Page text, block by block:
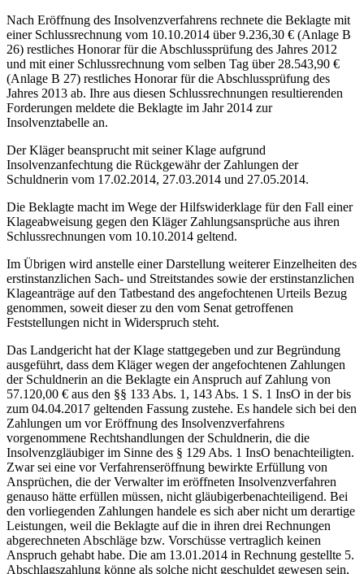
Nach Eröffnung des Insolvenzverfahrens rechnete die Beklagte mit
einer Schlussrechnung vom 10.10.2014 über 9.236,30 € (Anlage B
26) restliches Honorar für die Abschlussprüfung des Jahres 2012
und mit einer Schlussrechnung vom selben Tag über 28.543,90 €
(Anlage B 27) restliches Honorar für die Abschlussprüfung des
Jahres 2013 ab. Ihre aus diesen Schlussrechnungen resultierenden
Forderungen meldete die Beklagte im Jahr 2014 zur
Insolvenztabelle an.
Der Kläger beansprucht mit seiner Klage aufgrund
Insolvenzanfechtung die Rückgewähr der Zahlungen der
Schuldnerin vom 17.02.2014, 27.03.2014 und 27.05.2014.
Die Beklagte macht im Wege der Hilfswiderklage für den Fall einer
Klageabweisung gegen den Kläger Zahlungsansprüche aus ihren
Schlussrechnungen vom 10.10.2014 geltend.
Im Übrigen wird anstelle einer Darstellung weiterer Einzelheiten des
erstinstanzlichen Sach- und Streitstandes sowie der erstinstanzlichen
Klageanträge auf den Tatbestand des angefochtenen Urteils Bezug
genommen, soweit dieser zu den vom Senat getroffenen
Feststellungen nicht in Widerspruch steht.
Das Landgericht hat der Klage stattgegeben und zur Begründung
ausgeführt, dass dem Kläger wegen der angefochtenen Zahlungen
der Schuldnerin an die Beklagte ein Anspruch auf Zahlung von
57.120,00 € aus den §§ 133 Abs. 1, 143 Abs. 1 S. 1 InsO in der bis
zum 04.04.2017 geltenden Fassung zustehe. Es handele sich bei den
Zahlungen um vor Eröffnung des Insolvenzverfahrens
vorgenommene Rechtshandlungen der Schuldnerin, die die
Insolvenzgläubiger im Sinne des § 129 Abs. 1 InsO benachteiligten.
Zwar sei eine vor Verfahrenseröffnung bewirkte Erfüllung von
Ansprüchen, die der Verwalter im eröffneten Insolvenzverfahren
genauso hätte erfüllen müssen, nicht gläubigerbenachteiligend. Bei
den vorliegenden Zahlungen handele es sich aber nicht um derartige
Leistungen, weil die Beklagte auf die in ihren drei Rechnungen
abgerechneten Abschläge bzw. Vorschüsse vertraglich keinen
Anspruch gehabt habe. Die am 13.01.2014 in Rechnung gestellte 5.
Abschlagszahlung könne als solche nicht geschuldet gewesen sein,